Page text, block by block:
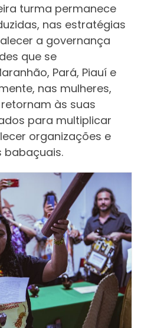
turma permanece
nas estratégias
a governança
que se
Pará, Piauí e
nas mulheres,
às suas
para multiplicar
organizações e
babaçuais.